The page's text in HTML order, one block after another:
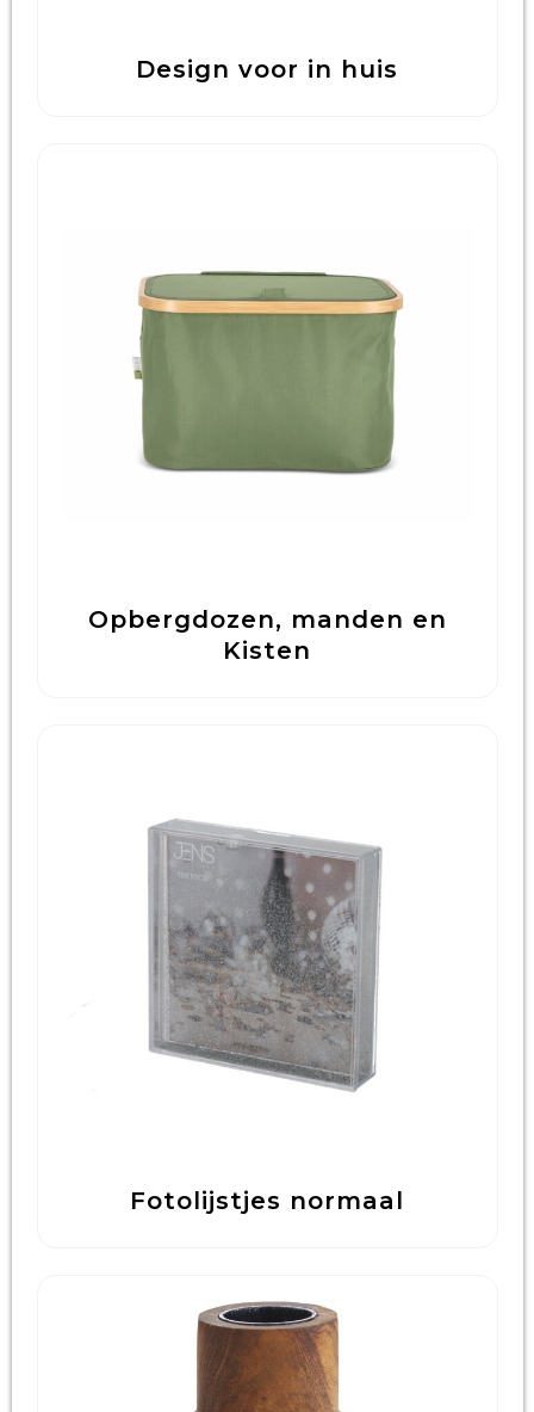
Design voor in huis
Opbergdozen, manden en
Kisten
Fotolijstjes normaal